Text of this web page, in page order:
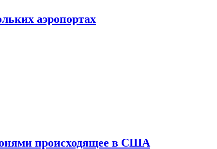
аэропортах
происходящее в США